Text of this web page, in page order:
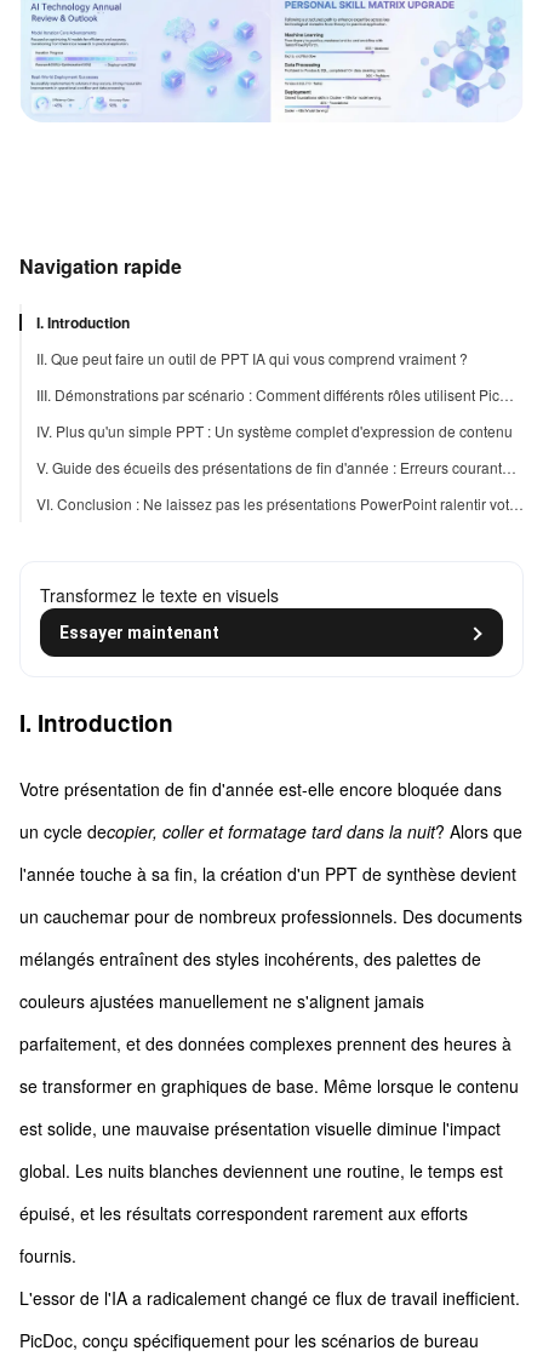
Navigation rapide
I. Introduction
II. Que peut faire un outil de PPT IA qui vous comprend vraiment ?
III. Démonstrations par scénario : Comment différents rôles utilisent PicDoc pour les présentations de fin d'année
IV. Plus qu'un simple PPT : Un système complet d'expression de contenu
V. Guide des écueils des présentations de fin d'année : Erreurs courantes à éviter
VI. Conclusion : Ne laissez pas les présentations PowerPoint ralentir votre productivité de fin d'année
Transformez le texte en visuels
Essayer maintenant
I. Introduction
Votre présentation de fin d'année est-elle encore bloquée dans
un cycle decopier, coller et formatage tard dans la nuit? Alors que
l'année touche à sa fin, la création d'un PPT de synthèse devient
un cauchemar pour de nombreux professionnels. Des documents
mélangés entraînent des styles incohérents, des palettes de
couleurs ajustées manuellement ne s'alignent jamais
parfaitement, et des données complexes prennent des heures à
se transformer en graphiques de base. Même lorsque le contenu
est solide, une mauvaise présentation visuelle diminue l'impact
global. Les nuits blanches deviennent une routine, le temps est
épuisé, et les résultats correspondent rarement aux efforts
fournis.
L'essor de l'IA a radicalement changé ce flux de travail inefficient.
PicDoc, conçu spécifiquement pour les scénarios de bureau